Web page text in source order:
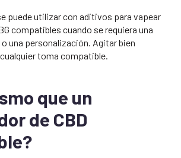
puede utilizar con aditivos para vapear
compatibles cuando se requiera una
una personalización. Agitar bien
toma compatible.
que un
de CBD